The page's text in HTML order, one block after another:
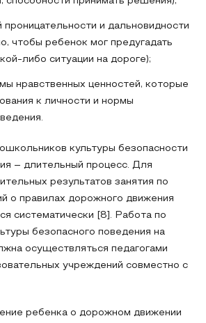
проницательности и дальновидности
чтобы ребенок мог предугадать
либо ситуации на дороге);
нравственных ценностей, которые
к личности и нормы
культуры безопасности
– длительный процесс. Для
результатов занятия по
о правилах дорожного движения
систематически [8]. Работа по
безопасного поведения на
осуществляться педагогами
учреждений совместно с
ребенка о дорожном движении